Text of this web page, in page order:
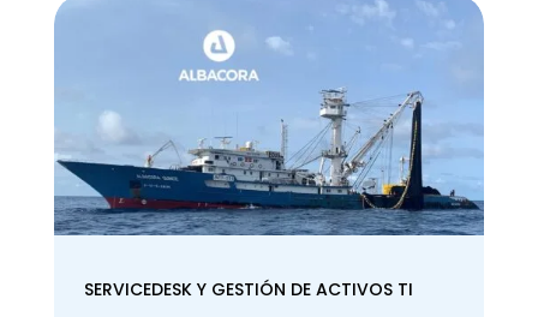
SERVICEDESK Y GESTIÓN DE ACTIVOS TI